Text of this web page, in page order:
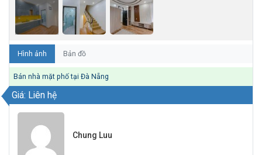
Hình ảnh Bản đồ
Bán nhà mặt phố tại Đà Nẵng
Giá: Liên hệ
Chung Luu